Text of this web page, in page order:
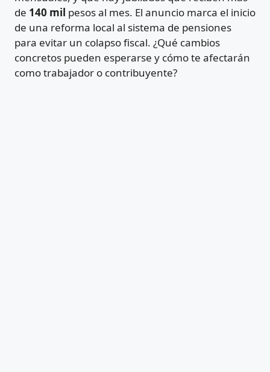
de 140 mil pesos al mes. El anuncio marca el inicio
de una reforma local al sistema de pensiones
para evitar un colapso fiscal. ¿Qué cambios
concretos pueden esperarse y cómo te afectarán
como trabajador o contribuyente?